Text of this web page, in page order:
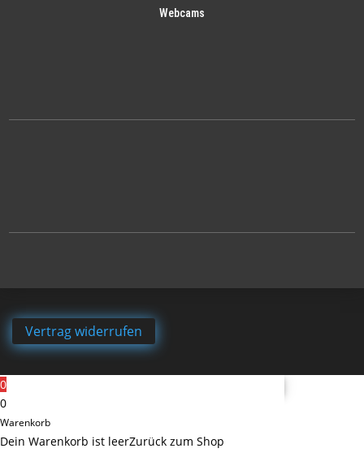
Webcams
Vertrag widerrufen
0
0
Warenkorb
Dein Warenkorb ist leerZurück zum Shop